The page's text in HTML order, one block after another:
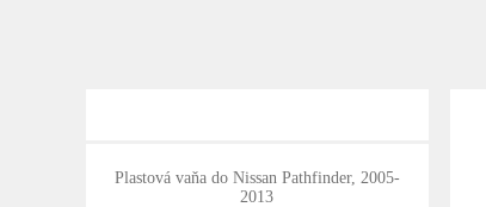
Plastová vaňa do Nissan Pathfinder, 2005-
2013